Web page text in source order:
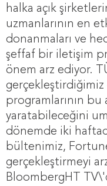
halka açık
uzmanlarının en
donanmaları ve
şeffaf bir iletişim
önem arz ediyor.
gerçekleştirdiğimiz
programlarının bu
yaratabileceğini
dönemde iki
bültenimiz,
gerçekleştirmeyi
BloombergHT